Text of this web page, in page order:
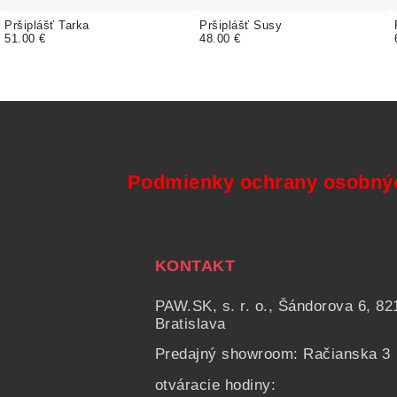
Pršiplášť Tarka
51.00 €
Pršiplášť Susy
48.00 €
Podmienky ochrany
KONTAKT
PAW.SK, s. r. o., Šándorova 6,
Bratislava
Predajný showroom: Račianska 3
otváracie hodiny: